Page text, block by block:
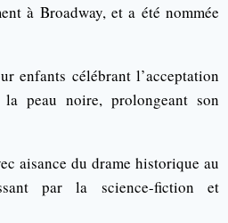
à Broadway, et a été nommée
enfants célébrant l’acceptation
peau noire, prolongeant son
aisance du drame historique au
par la science-fiction et